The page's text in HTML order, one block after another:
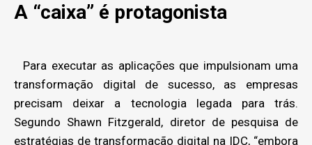
A “caixa” é protagonista
Para executar as aplicações que impulsionam uma
transformação digital de sucesso, as empresas
precisam deixar a tecnologia legada para trás.
Segundo Shawn Fitzgerald, diretor de pesquisa de
estratégias de transformação digital na IDC, “embora